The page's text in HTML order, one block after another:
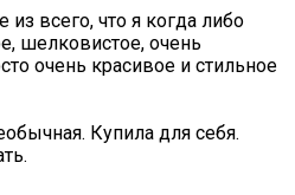
всего, что я когда либо
шелковистое, очень
очень красивое и стильное
Купила для себя.